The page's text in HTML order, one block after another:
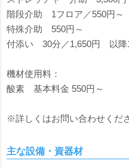
階段介助 1フロア／550円～
特殊介助 550円～
付添い 30分／1,650円 以降
機材使用料：
酸素 基本料金 550円～
※詳しくはお問い合わせくだ
主な設備・資器材